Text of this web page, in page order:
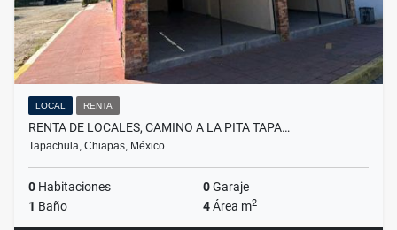
LOCAL RENTA
RENTA DE LOCALES, CAMINO A LA PITA TAPA…
Tapachula, Chiapas, México
0 Habitaciones 0Garaje
1 Baño 4Área m2